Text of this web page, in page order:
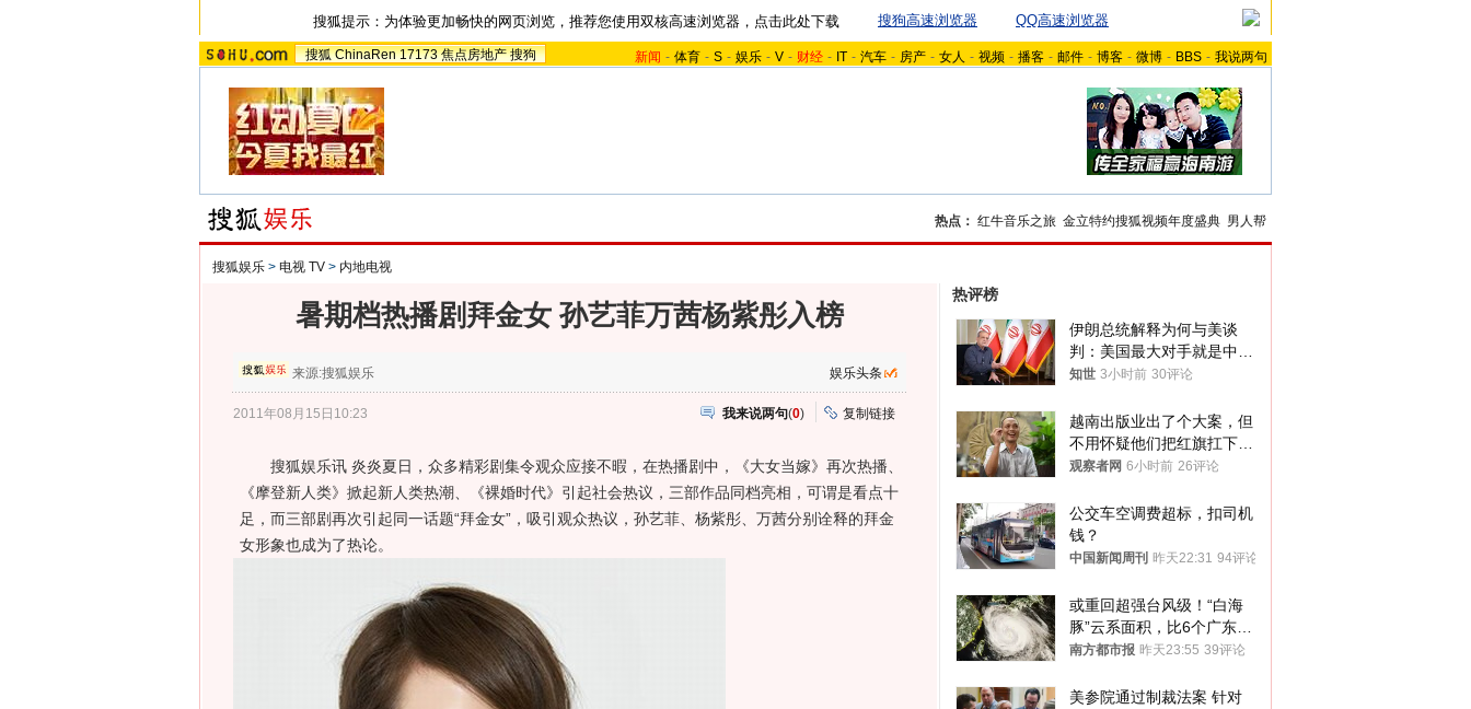
搜狐提示：为体验更加畅快的网页浏览，推荐您使用双核高速浏览器，点击此处下载 搜狗高速浏览器 QQ高速浏览器
搜狐 ChinaRen 17173 焦点房地产 搜狗 新闻 - 体育 - S - 娱乐 - V - 财经 - IT - 汽车 - 房产 - 女人 - 视频 - 播客 - 邮件 - 博客 - 微博 - BBS - 我说两句
热点： 红牛音乐之旅 金立特约搜狐视频年度盛典 男人帮
搜狐娱乐 > 电视 TV > 内地电视
暑期档热播剧拜金女 孙艺菲万茜杨紫彤入榜
来源:搜狐娱乐 娱乐头条
2011年08月15日10:23 我来说两句(0) 复制链接
搜狐娱乐讯 炎炎夏日，众多精彩剧集令观众应接不暇，在热播剧中，《大女当嫁》再次热播、
《摩登新人类》掀起新人类热潮、《裸婚时代》引起社会热议，三部作品同档亮相，可谓是看点十
足，而三部剧再次引起同一话题“拜金女”，吸引观众热议，孙艺菲、杨紫彤、万茜分别诠释的拜金
女形象也成为了热论。
热评榜
伊朗总统解释为何与美谈
判：美国最大对手就是中
国，但他们也在对话
知世 3小时前 30评论
越南出版业出了个大案，但
不用怀疑他们把红旗扛下去
的决心
观察者网 6小时前 26评论
公交车空调费超标，扣司机
钱？
中国新闻周刊 昨天22:31 94评论
或重回超强台风级！“白海
豚”云系面积，比6个广东还
大！深圳官方：注意这件事
南方都市报 昨天23:55 39评论
美参院通过制裁法案 针对